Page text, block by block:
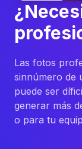
Las fotos
sinnúmero de
puede ser
generar más
o para tu